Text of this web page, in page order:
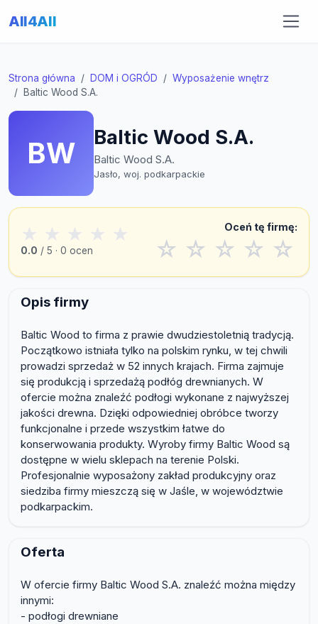
All4All
Strona główna DOM i OGRÓD
Wyposażenie wnętrz
Baltic Wood S.A.
BW Baltic Wood S.A.
Baltic Wood S.A.
Jasło, woj. podkarpackie
★ ★ ★ ★ ★
0.0 / 5 · 0 ocen
Oceń tę firmę:
☆ ☆ ☆ ☆ ☆
Opis firmy
Baltic Wood to firma z prawie dwudziestoletnią tradycją.
Początkowo istniała tylko na polskim rynku, w tej chwili
prowadzi sprzedaż w 52 innych krajach. Firma zajmuje
się produkcją i sprzedażą podłóg drewnianych. W
ofercie można znaleźć podłogi wykonane z najwyższej
jakości drewna. Dzięki odpowiedniej obróbce tworzy
funkcjonalne i przede wszystkim łatwe do
konserwowania produkty. Wyroby firmy Baltic Wood są
dostępne w wielu sklepach na terenie Polski.
Profesjonalnie wyposażony zakład produkcyjny oraz
siedziba firmy mieszczą się w Jaśle, w województwie
podkarpackim.
Oferta
W ofercie firmy Baltic Wood S.A. znaleźć można między
innymi:
- podłogi drewniane